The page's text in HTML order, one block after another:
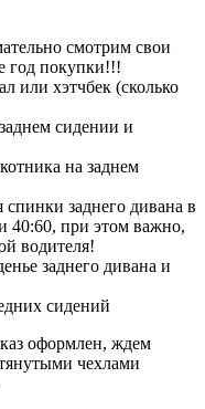
смотрим свои
год покупки!!!
или хэтчбек (сколько
сидении и
на заднем
заднего дивана в
40:60, при этом важно,
водителя!
заднего дивана и
сидений
оформлен, ждем
чехлами